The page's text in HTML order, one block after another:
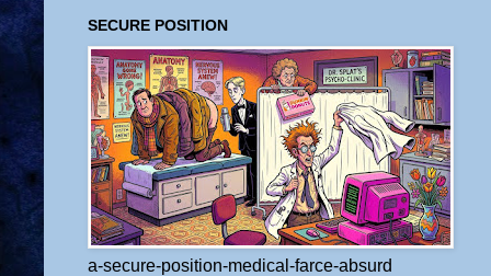
SECURE POSITION
a-secure-position-medical-farce-absurd